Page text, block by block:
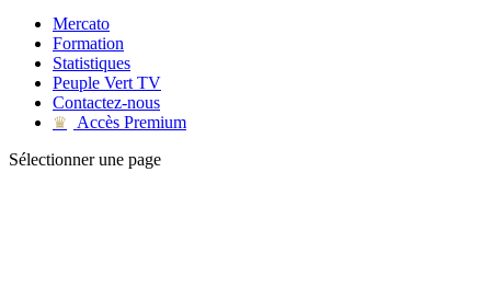
Mercato
Formation
Statistiques
Peuple Vert TV
Contactez-nous
♛
Accès Premium
Sélectionner une page